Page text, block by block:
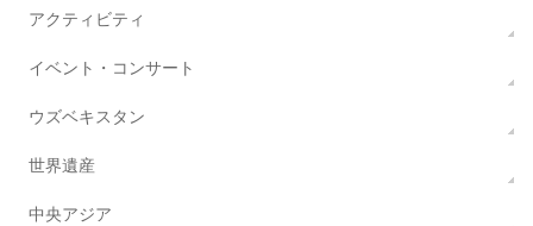
アクティビティ
イベント・コンサート
ウズベキスタン
世界遺産
中央アジア